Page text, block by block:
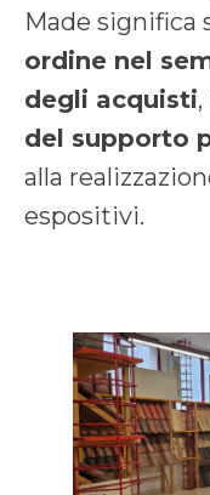
Made
ordine nel
degli acquisti
del supporto
alla
espositivi.